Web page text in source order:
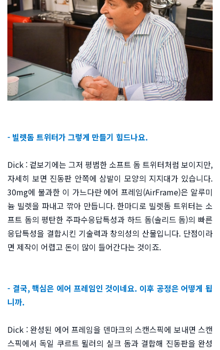
- 빌렛돔 트위터가 그렇게 만들기 힘드나요.
Dick : 겉보기에는 그저 평범한 소프트 돔 트위터처럼 보이지만,
자세히 보면 진동판 안쪽에 삼발이 모양의 지지대가 있습니다.
30mg에 불과한 이 가느다란 에어 프레임(AirFrame)은 알루미
늄 빌렛을 파내고 깎아 만듭니다. 한마디로 빌렛돔 트위터는 소
프트 돔의 평탄한 주파수응답특성과 하드 돔(솔리드 돔)의 빠른
응답특성을 결합시킨 기술력과 창의성의 산물입니다. 단점이라
면 제작이 어렵고 돈이 많이 들어간다는 것이죠.
- 결국, 핵심은 에어 프레임인 것이네요. 이후 공정은 어떻게 됩
니까.
Dick : 완성된 에어 프레임을 덴마크의 스캔스픽에 보내면 스캔
스픽에서 독일 쿠르트 뮐러의 실크 돔과 결합해 진동판을 완성